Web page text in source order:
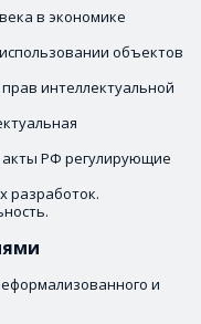
в экономике
объектов
интеллектуальной
РФ регулирующие
разработок.
и